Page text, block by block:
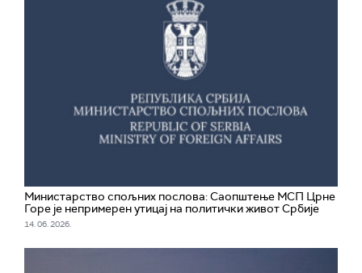
Министарство спољних послова: Саопштење МСП Црне
Горе је непримерен утицај на политички живот Србије
14. 06. 2026.